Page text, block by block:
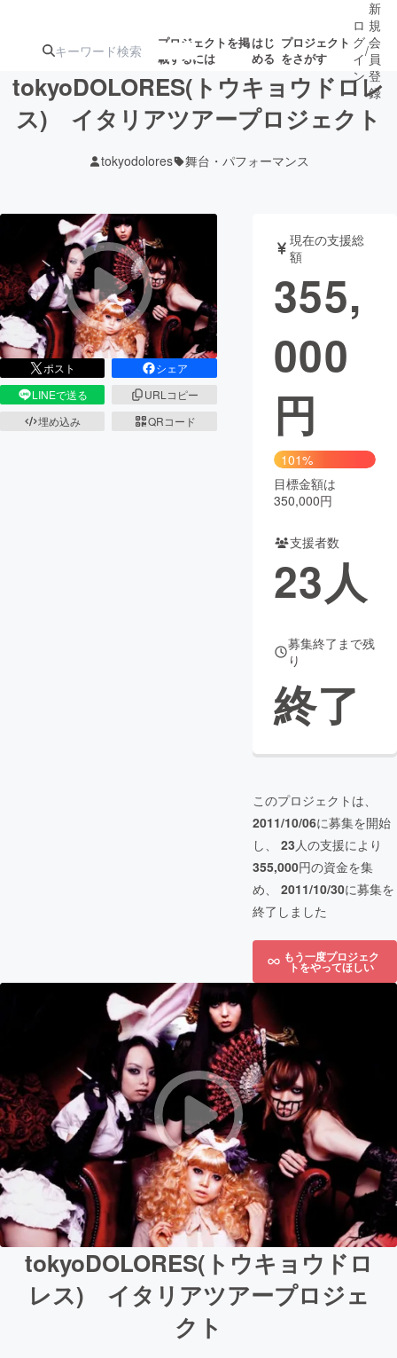
プロジェクトを掲
載するには
はじ
める
プロジェクト
をさがす
ターン
注目の新着プロ
ジェクト
ロジェクト
アート・写真 音楽
テクノロジー・ガジェット ゲーム・サ
映像・映画
ビジネス・起業
まちづくり・地域活性化
CAMPFIRE Creation
コミュニティ
ロ
グ
イ
ン
/
新
規
会
員
登
録
tokyoDOLORES(トウキョウドロレ
ス) イタリアツアープロジェクト
tokyodolores 舞台・パフォーマンス
ポスト
シェア
LINEで送る
URLコピー
埋め込み
QRコード
現在の支援総
額
355,
000
円
101%
目標金額は
350,000円
支援者数
23人
募集終了まで残
り
終了
このプロジェクトは、
2011/10/06に募集を開始
し、 23人の支援により
355,000円の資金を集
め、 2011/10/30に募集を
終了しました
もう一度プロジェク
トをやってほしい
tokyoDOLORES(トウキョウドロ
レス) イタリアツアープロジェ
クト